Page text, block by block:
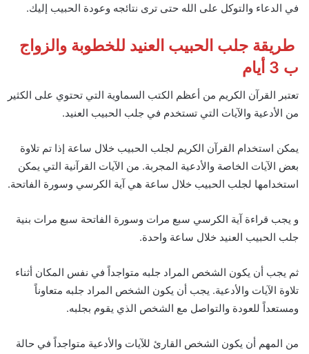
في الدعاء والتوكل على الله حتى ترى نتائجه وعودة الحبيب إليك.
طريقة جلب الحبيب العنيد للخطوبة والزواج
ب 3 أيام
تعتبر القرآن الكريم من أعظم الكتب السماوية التي تحتوي على الكثير
من الأدعية والآيات التي تستخدم في جلب الحبيب العنيد.
يمكن استخدام القرآن الكريم لجلب الحبيب خلال ساعة إذا تم تلاوة
بعض الآيات الخاصة والأدعية المجربة. من الآيات القرآنية التي يمكن
استخدامها لجلب الحبيب خلال ساعة هي آية الكرسي وسورة الفاتحة.
و يجب قراءة آية الكرسي سبع مرات وسورة الفاتحة سبع مرات بنية
جلب الحبيب العنيد خلال ساعة واحدة.
ثم يجب أن يكون الشخص المراد جلبه متواجداً في نفس المكان أثناء
تلاوة الآيات والأدعية. يجب أن يكون الشخص المراد جلبه متعاوناً
ومستعداً للعودة والتواصل مع الشخص الذي يقوم بجلبه.
من المهم أن يكون الشخص القارئ للآيات والأدعية متواجداً في حالة